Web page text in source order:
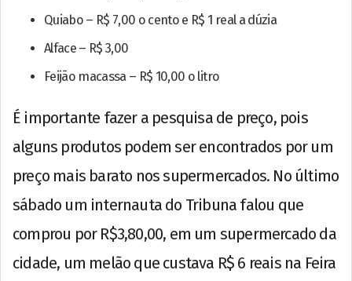
Quiabo – R$ 7,00 o cento e R$ 1 real a dúzia
Alface – R$ 3,00
Feijão macassa – R$ 10,00 o litro
É importante fazer a pesquisa de preço, pois
alguns produtos podem ser encontrados por um
preço mais barato nos supermercados. No último
sábado um internauta do Tribuna falou que
comprou por R$3,80,00, em um supermercado da
cidade, um melão que custava R$ 6 reais na Feira